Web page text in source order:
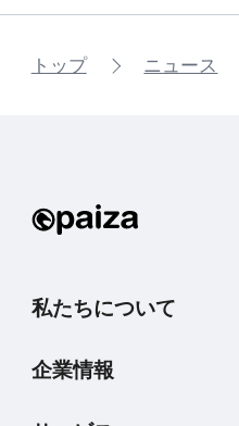
トップ ニュース
私たちについて
企業情報